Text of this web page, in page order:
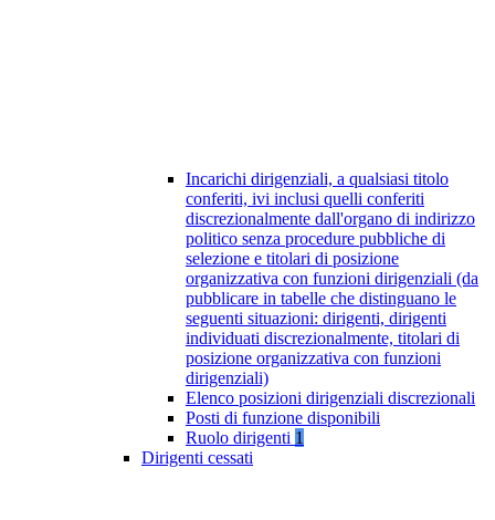
Incarichi dirigenziali, a qualsiasi titolo
conferiti, ivi inclusi quelli conferiti
discrezionalmente dall'organo di indirizzo
politico senza procedure pubbliche di
selezione e titolari di posizione
organizzativa con funzioni dirigenziali (da
pubblicare in tabelle che distinguano le
seguenti situazioni: dirigenti, dirigenti
individuati discrezionalmente, titolari di
posizione organizzativa con funzioni
dirigenziali)
Elenco posizioni dirigenziali discrezionali
Posti di funzione disponibili
Ruolo dirigenti 1
Dirigenti cessati